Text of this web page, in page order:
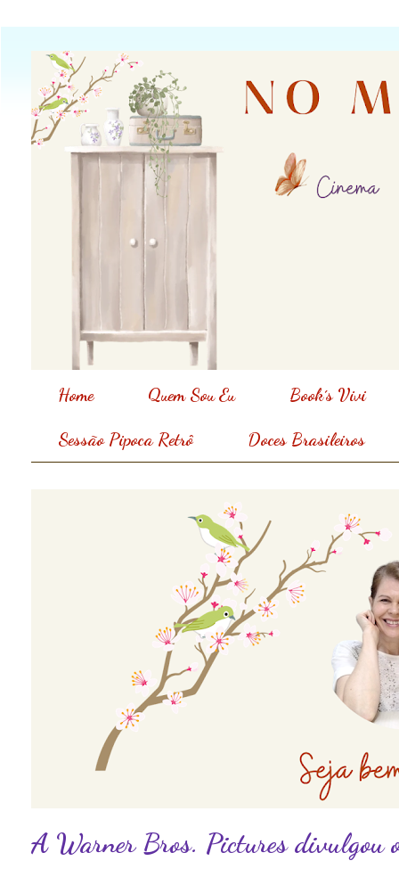
Home Quem Sou Eu Book´s Vivi
Sessão Pipoca Retrô Doces Brasileiros
A Warner Bros. Pictures